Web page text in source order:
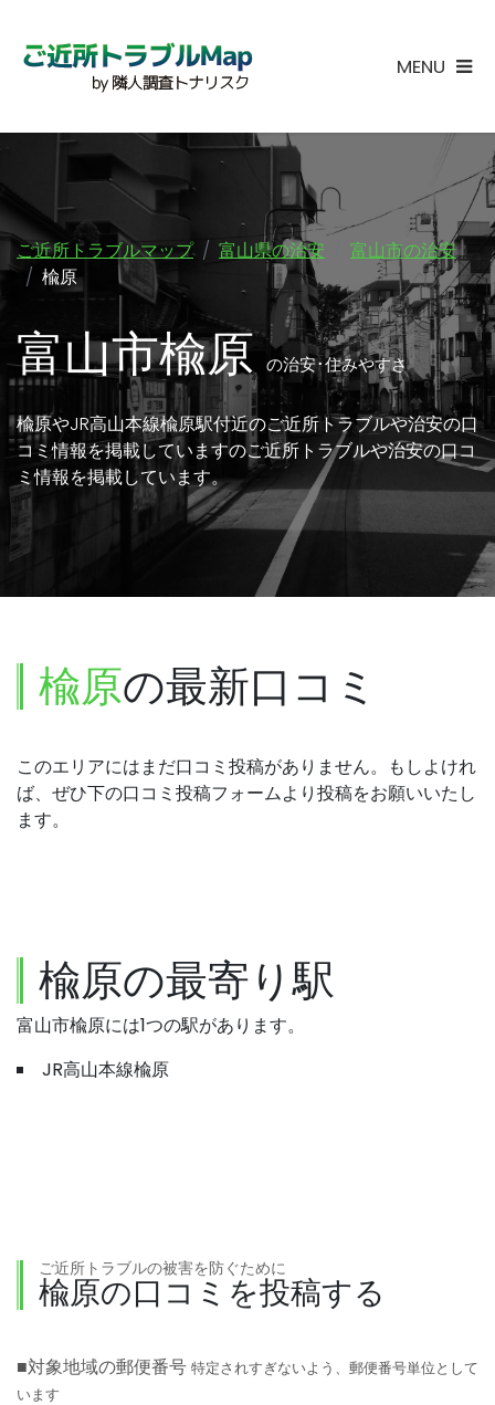
MENU
ご近所トラブルマップ 富山県の治安
富山市の治安
楡原
富山市楡原の治安･住みやすさ
楡原やJR高山本線楡原駅付近のご近所トラブルや治安の口
コミ情報を掲載していますのご近所トラブルや治安の口コ
ミ情報を掲載しています。
楡原の最新口コミ
このエリアにはまだ口コミ投稿がありません。もしよけれ
ば、ぜひ下の口コミ投稿フォームより投稿をお願いいたし
ます。
楡原の最寄り駅
富山市楡原には1つの駅があります。
JR高山本線楡原
ご近所トラブルの被害を防ぐために
楡原の口コミを投稿する
■対象地域の郵便番号 特定されすぎないよう、郵便番号単位として
います